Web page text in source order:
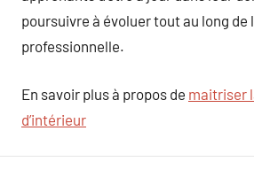
poursuivre à évoluer tout au long de
professionnelle.
En savoir plus à propos de maitriser
d’intérieur